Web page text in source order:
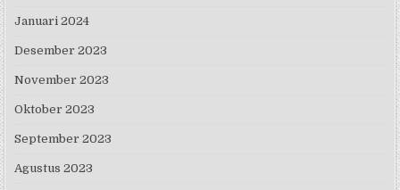
Januari 2024
Desember 2023
November 2023
Oktober 2023
September 2023
Agustus 2023